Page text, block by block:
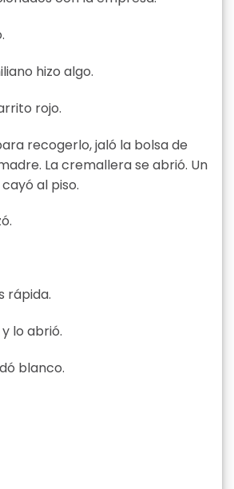
hizo algo.
rojo.
recogerlo, jaló la bolsa de
La cremallera se abrió. Un
al piso.
rápida.
lo abrió.
blanco.